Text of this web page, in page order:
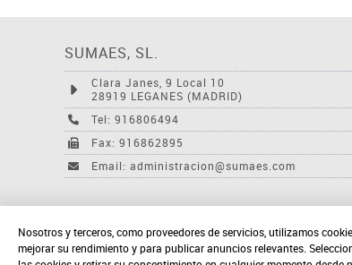
SUMAES, SL.
Clara Janes, 9 Local 10
28919 LEGANES (MADRID)
Tel: 916806494
Fax: 916862895
Email: administracion@sumaes.com
Nosotros y terceros, como proveedores de servicios, utilizamos
mejorar su rendimiento y para publicar anuncios relevantes.